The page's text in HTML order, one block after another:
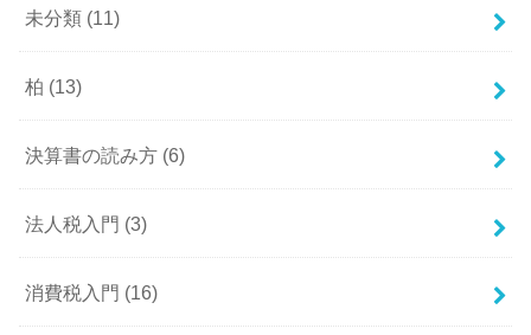
未分類 (11)
柏 (13)
決算書の読み方 (6)
法人税入門 (3)
消費税入門 (16)